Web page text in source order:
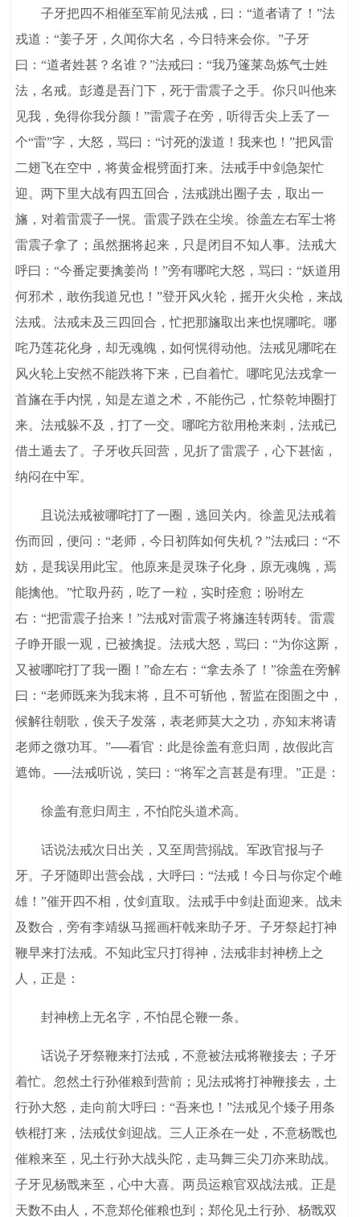
子牙把四不相催至军前见法戒，曰：“道者请了！”法
戎道：“姜子牙，久闻你大名，今日特来会你。”子牙
曰：“道者姓甚？名谁？”法戒曰：“我乃篷莱岛炼气士姓
法，名戒。彭遵是吾门下，死于雷震子之手。你只叫他来
见我，免得你我分颜！”雷震子在旁，听得舌尖上丢了一
个“雷”字，大怒，骂曰：“讨死的泼道！我来也！”把风雷
二翅飞在空中，将黄金棍劈面打来。法戒手中剑急架忙
迎。两下里大战有四五回合，法戒跳出圈子去，取出一
旛，对着雷震子一愰。雷震子跌在尘埃。徐盖左右军士将
雷震子拿了；虽然捆将起来，只是闭目不知人事。法戒大
呼曰：“今番定要擒姜尚！”旁有哪咤大怒，骂曰：“妖道用
何邪术，敢伤我道兄也！”登开风火轮，摇开火尖枪，来战
法戒。法戒未及三四回合，忙把那旛取出来也愰哪咤。哪
咤乃莲花化身，却无魂魄，如何愰得动他。法戒见哪咤在
风火轮上安然不能跌将下来，已自着忙。哪咤见法戎拿一
首旛在手内愰，知是左道之术，不能伤己，忙祭乾坤圈打
来。法戒躲不及，打了一交。哪咤方欲用枪来刺，法戒已
借土遁去了。子牙收兵回营，见折了雷震子，心下甚恼，
纳闷在中军。
且说法戒被哪咤打了一圈，逃回关内。徐盖见法戒着
伤而回，便问：“老师，今日初阵如何失机？”法戒曰：“不
妨，是我误用此宝。他原来是灵珠子化身，原无魂魄，焉
能擒他。”忙取丹药，吃了一粒，实时痊愈；吩咐左
右：“把雷震子抬来！”法戒对雷震子将旛连转两转。雷震
子睁开眼一观，已被擒捉。法戒大怒，骂曰：“为你这厮，
又被哪咤打了我一圈！”命左右：“拿去杀了！”徐盖在旁解
曰：“老师既来为我末将，且不可斩他，暂监在囹圄之中，
候解往朝歌，俟天子发落，表老师莫大之功，亦知末将请
老师之微功耳。”──看官：此是徐盖有意归周，故假此言
遮饰。──法戒听说，笑曰：“将军之言甚是有理。”正是：
徐盖有意归周主，不怕陀头道术高。
话说法戒次日出关，又至周营搦战。军政官报与子
牙。子牙随即出营会战，大呼曰：“法戒！今日与你定个雌
雄！”催开四不相，仗剑直取。法戒手中剑赴面迎来。战未
及数合，旁有李靖纵马摇画杆戟来助子牙。子牙祭起打神
鞭早来打法戒。不知此宝只打得神，法戒非封神榜上之
人，正是：
封神榜上无名字，不怕昆仑鞭一条。
话说子牙祭鞭来打法戒，不意被法戒将鞭接去；子牙
着忙。忽然土行孙催粮到营前；见法戒将打神鞭接去，土
行孙大怒，走向前大呼曰：“吾来也！”法戒见个矮子用条
铁棍打来，法戒仗剑迎战。三人正杀在一处，不意杨戬也
催粮来至，见土行孙大战头陀，走马舞三尖刀亦来助战。
子牙见杨戬来至，心中大喜。两员运粮官双战法戒。正是
天数不由人，不意郑伦催粮也到；郑伦见土行孙、杨戬双